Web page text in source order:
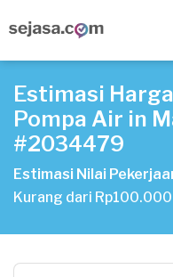
Estimasi
Pompa Air in
#2034479
Estimasi Nilai
Kurang dari Rp100.000